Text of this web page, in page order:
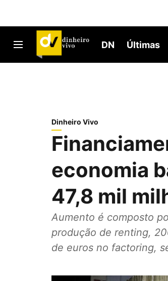
DN Últimas
Dinheiro Vivo
economia
47,8 mil
Aumento é composto
produção de renting,
de euros no factoring,